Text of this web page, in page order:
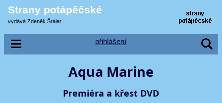
Strany potápěčské
vydává Zdeněk Šraier
přihlášení
Aqua Marine
Premiéra a křest DVD